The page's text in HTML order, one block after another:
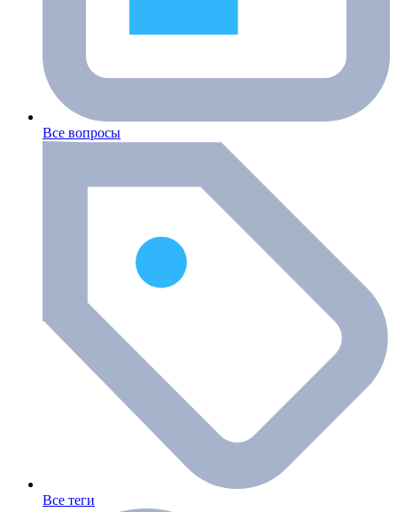
Все вопросы
Все теги